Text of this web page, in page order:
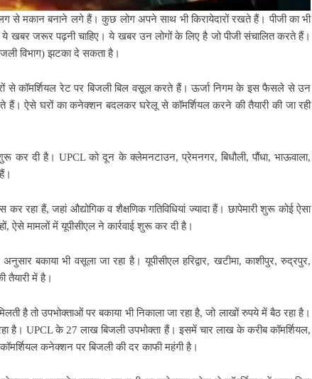
से मकान बनाने लगे हैं। कुछ लोग अपने साथ भी किरायेदारों रखते हैं। पीजी का भी
जरूर पढ़नी चाहिए। ये खबर उन लोगों के लिए है जो पीजी संचालित करते हैं।
विभाग) झटका दे सकता है।
से कॉमर्शियल रेट पर बिजली बिल वसूल करते हैं। ऊर्जा निगम के इस फैसले से उन
हैं। ऐसे घरों का कनेक्शन बदलकर घरेलू से कॉमर्शियल करने की तैयारी की जा रही
कर दी है। UPCL को दून के क्लेमनटाउन, प्रेमनगर, बिधौली, पौंधा, भाऊवाला,
रहा हैं, जहां औद्योगिक व शैक्षणिक गतिविधियां ज्यादा हैं। छापेमारी शुरू कोई ऐसा
मामलों में यूपीसीएल ने कार्रवाई शुरू कर दी है।
बकाया भी वसूला जा रहा है। यूपीसीएल हरिद्वार, खटीमा, काशीपुर, रुद्रपुर,
तैयारी में है।
है तो उपभोक्ताओं पर बकाया भी निकाला जा रहा है, जो लाखों रुपये में बैठ रहा है।
है। UPCL के 27 लाख बिजली उपभोक्ता हैं। इसमें चार लाख के करीब कॉमर्शियल,
कनेक्शन पर बिजली की दर काफी महंगी है।